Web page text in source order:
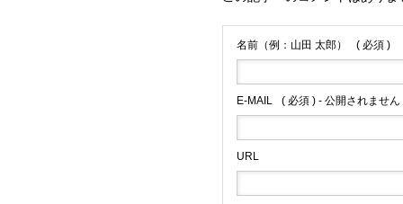
名前（例：山田 太郎） ( 必須 )
E-MAIL ( 必須 ) - 公開されません
URL